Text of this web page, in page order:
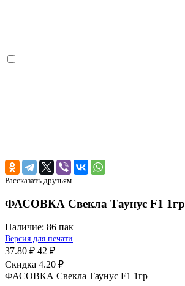
Рассказать друзьям
ФАСОВКА Свекла Таунус F1 1гр
Наличие: 86 пак
Версия для печати
37.80 ₽ 42 ₽
Скидка 4.20 ₽
ФАСОВКА Свекла Таунус F1 1гр